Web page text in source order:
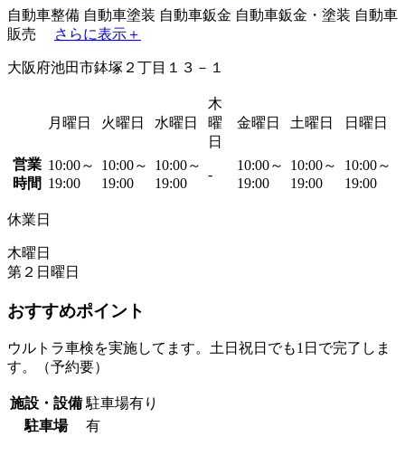
自動車整備 自動車塗装 自動車鈑金 自動車鈑金・塗装 自動車
販売
さらに表示＋
大阪府池田市鉢塚２丁目１３－１
月曜日 火曜日 水曜日
木
曜
日
金曜日 土曜日 日曜日
営業
時間
10:00～
19:00
10:00～
19:00
10:00～
19:00
-
10:00～
19:00
10:00～
19:00
10:00～
19:00
休業日
木曜日
第２日曜日
おすすめポイント
ウルトラ車検を実施してます。土日祝日でも1日で完了しま
す。（予約要）
施設・設備 駐車場有り
駐車場
有